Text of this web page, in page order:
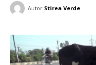
Autor Stirea Verde